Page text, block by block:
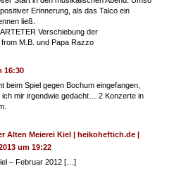
Erinnerung, als das Talco ein
ließ.
Verschiebung der
M.B. und Papa Razzo
16:30
beim Spiel gegen Bochum eingefangen,
mir irgendwie gedacht… 2 Konzerte in
Alten Meierei Kiel | heikoheftich.de |
um 19:22
– Februar 2012 […]